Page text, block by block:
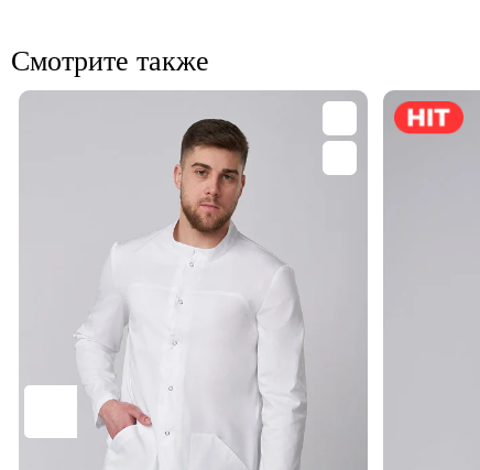
Смотрите также